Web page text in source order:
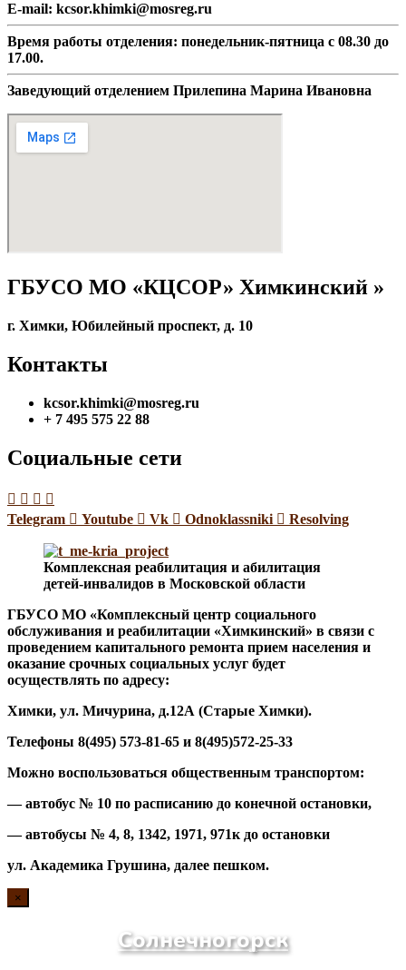
Е-mail: kcsor.khimki@mosreg.ru
Время работы отделения: понедельник-пятница с 08.30 до
17.00.
Заведующий отделением Прилепина Марина Ивановна
ГБУСО МО «КЦСОР» Химкинский »
г. Химки, Юбилейный проспект, д. 10
Контакты
kcsor.khimki@mosreg.ru
+ 7 495 575 22 88
Социальные сети
Telegram Youtube Vk Odnoklassniki Resolving
Комплексная реабилитация и абилитация
детей-инвалидов в Московской области
ГБУСО МО «Комплексный центр социального
обслуживания и реабилитации «Химкинский» в связи с
проведением капитального ремонта прием населения и
оказание срочных социальных услуг будет
осуществлять по адресу:
Химки, ул. Мичурина, д.12А (Старые Химки).
Телефоны 8(495) 573-81-65 и 8(495)572-25-33
Можно воспользоваться общественным транспортом:
— автобус № 10 по расписанию до конечной остановки,
— автобусы № 4, 8, 1342, 1971, 971к до остановки
ул. Академика Грушина, далее пешком.
×
Солнечногорск